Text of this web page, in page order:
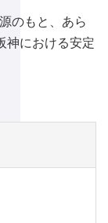
のもと、あら
神における安定